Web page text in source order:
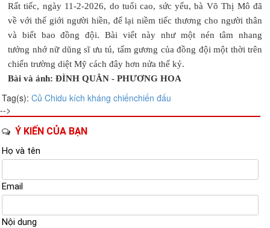
Rất tiếc, ngày 11-2-2026, do tuổi cao, sức yếu, bà Võ Thị Mô đã
về với thế giới người hiền, để lại niềm tiếc thương cho người thân
và biết bao đồng đội. Bài viết này như một nén tâm nhang
tưởng nhớ nữ dũng sĩ ưu tú, tấm gương của đồng đội một thời trên
chiến trường diệt Mỹ cách đây hơn nửa thế kỷ.
Bài và ảnh: ĐÌNH QUÂN - PHƯƠNG HOA
Tag(s): Củ Chidu kích kháng chiếnchiến đấu
-->
Ý KIẾN CỦA BẠN
Họ và tên
Email
Nội dung